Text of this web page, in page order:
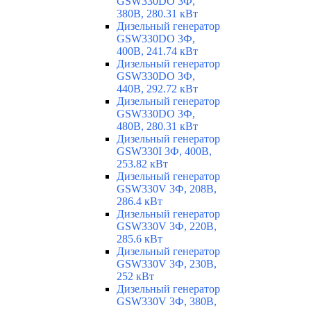
380В, 280.31 кВт
Дизельный генератор
GSW330DO 3Ф,
400В, 241.74 кВт
Дизельный генератор
GSW330DO 3Ф,
440В, 292.72 кВт
Дизельный генератор
GSW330DO 3Ф,
480В, 280.31 кВт
Дизельный генератор
GSW330I 3Ф, 400В,
253.82 кВт
Дизельный генератор
GSW330V 3Ф, 208В,
286.4 кВт
Дизельный генератор
GSW330V 3Ф, 220В,
285.6 кВт
Дизельный генератор
GSW330V 3Ф, 230В,
252 кВт
Дизельный генератор
GSW330V 3Ф, 380В,